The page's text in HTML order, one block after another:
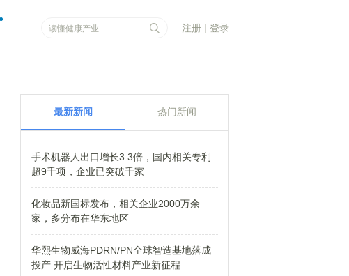
注册 | 登录
最新新闻 热门新闻
手术机器人出口增长3.3倍，国内相关专利
超9千项，企业已突破千家
化妆品新国标发布，相关企业2000万余
家，多分布在华东地区
华熙生物威海PDRN/PN全球智造基地落成
投产 开启生物活性材料产业新征程